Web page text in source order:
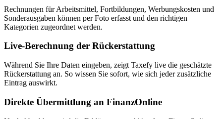
Rechnungen für Arbeitsmittel, Fortbildungen, Werbungskosten und
Sonderausgaben können per Foto erfasst und den richtigen
Kategorien zugeordnet werden.
Live-Berechnung der Rückerstattung
Während Sie Ihre Daten eingeben, zeigt Taxefy live die geschätzte
Rückerstattung an. So wissen Sie sofort, wie sich jeder zusätzliche
Eintrag auswirkt.
Direkte Übermittlung an FinanzOnline